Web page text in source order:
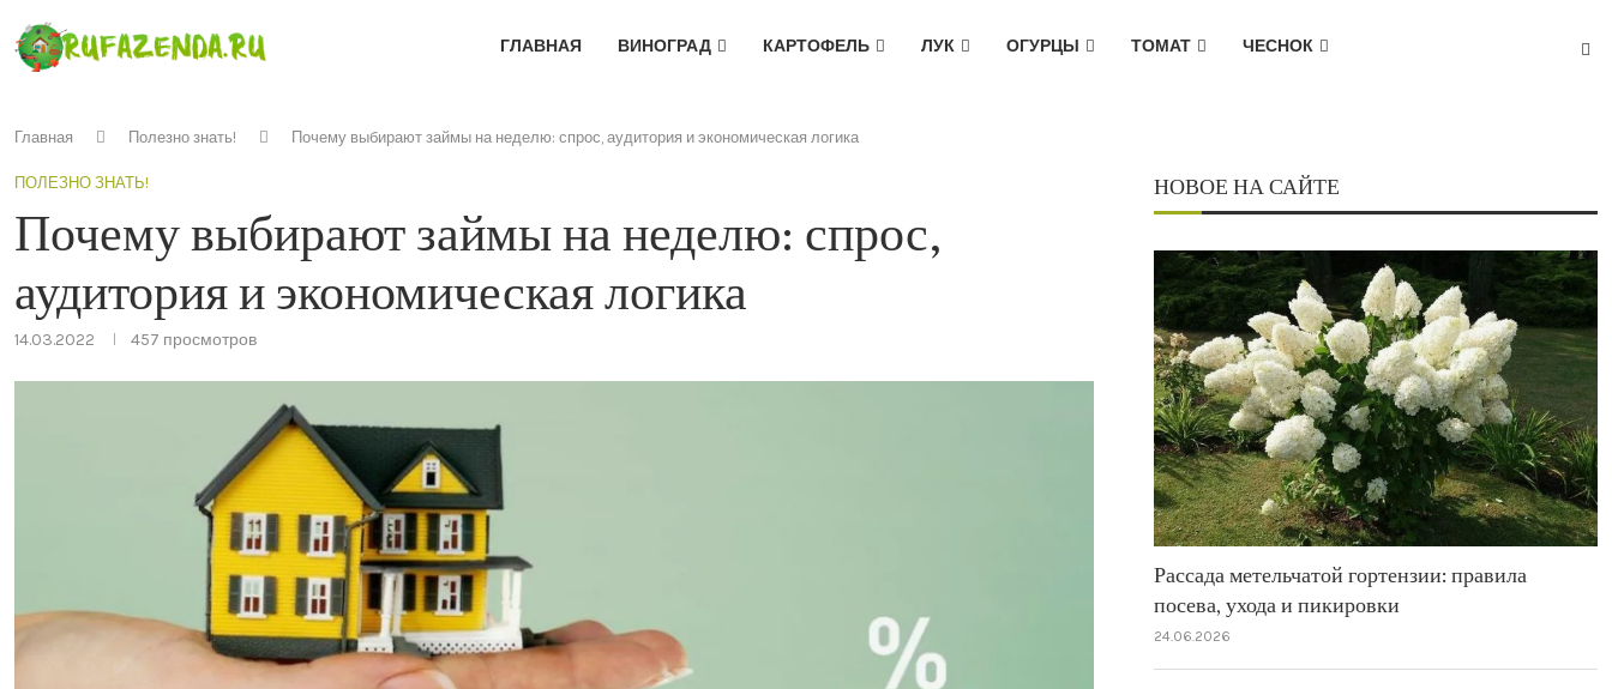
ГЛАВНАЯ ВИНОГРАД КАРТОФЕЛЬ ЛУК ОГУРЦЫ ТОМАТ ЧЕСНОК
Главная Полезно знать! Почему выбирают займы на неделю: спрос, аудитория и экономическая логика
ПОЛЕЗНО ЗНАТЬ!
Почему выбирают займы на неделю: спрос,
аудитория и экономическая логика
14.03.2022 457 просмотров
НОВОЕ НА САЙТЕ
Рассада метельчатой гортензии: правила
посева, ухода и пикировки
24.06.2026